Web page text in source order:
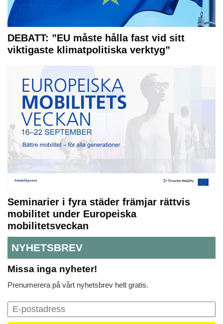
DEBATT: ”EU måste hålla fast vid sitt
viktigaste klimatpolitiska verktyg”
Seminarier i fyra städer främjar rättvis
mobilitet under Europeiska
mobilitetsveckan
NYHETSBREV
Missa inga nyheter!
Prenumerera på vårt nyhetsbrev helt gratis.